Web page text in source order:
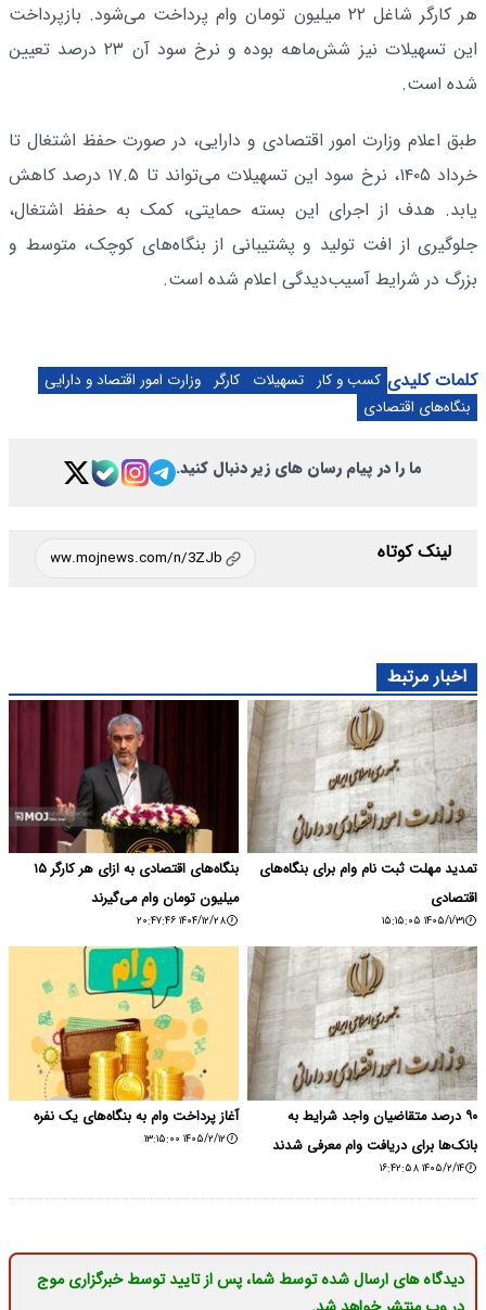
هر کارگر شاغل ۲۲ میلیون تومان وام پرداخت می‌شود. بازپرداخت
این تسهیلات نیز شش‌ماهه بوده و نرخ سود آن ۲۳ درصد تعیین
شده است.
طبق اعلام وزارت امور اقتصادی و دارایی، در صورت حفظ اشتغال تا
خرداد ۱۴۰۵، نرخ سود این تسهیلات می‌تواند تا ۱۷.۵ درصد کاهش
یابد. هدف از اجرای این بسته حمایتی، کمک به حفظ اشتغال،
جلوگیری از افت تولید و پشتیبانی از بنگاه‌های کوچک، متوسط و
بزرگ در شرایط آسیب‌دیدگی اعلام شده است.
کلمات کلیدی کسب و کار تسهیلات کارگر
وزارت امور اقتصاد و دارایی
بنگاه‌های اقتصادی
ما را در پیام رسان های زیر دنبال کنید.
لینک کوتاه
اخبار مرتبط
تمدید مهلت ثبت‌ نام وام برای بنگاه‌های
اقتصادی
۱۴۰۵/۱/۳۱ ۱۵:۱۵:۰۵
بنگاه‌های اقتصادی به ازای هر کارگر ۱۵
میلیون تومان وام می‌گیرند
۱۴۰۴/۱۲/۲۸ ۲۰:۴۷:۴۶
۹۰ درصد متقاضیان واجد شرایط به
بانک‌ها برای دریافت وام معرفی شدند
۱۴۰۵/۲/۱۴ ۱۶:۴۲:۵۸
آغاز پرداخت وام به بنگاه‌های یک نفره
۱۴۰۵/۲/۱۲ ۱۳:۱۵:۰۰
دیدگاه های ارسال شده توسط شما، پس از تایید توسط خبرگزاری موج